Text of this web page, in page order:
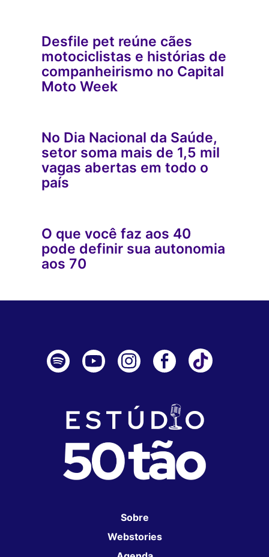
Desfile pet reúne cães
motociclistas e histórias de
companheirismo no Capital
Moto Week
No Dia Nacional da Saúde,
setor soma mais de 1,5 mil
vagas abertas em todo o
país
O que você faz aos 40
pode definir sua autonomia
aos 70
Sobre
Webstories